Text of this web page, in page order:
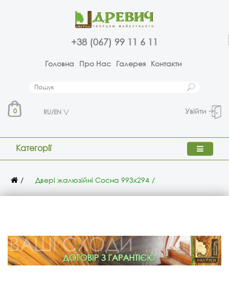
+38 (067) 99 11 6 11
Головна Про Нас Галерея Контакти
0 RU/EN Увійти
Категорії
Двері жалюзійні Сосна 993х294